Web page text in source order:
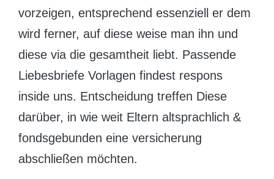
vorzeigen, entsprechend essenziell er dem
wird ferner, auf diese weise man ihn und
diese via die gesamtheit liebt. Passende
Liebesbriefe Vorlagen findest respons
inside uns. Entscheidung treffen Diese
darüber, in wie weit Eltern altsprachlich &
fondsgebunden eine versicherung
abschließen möchten.